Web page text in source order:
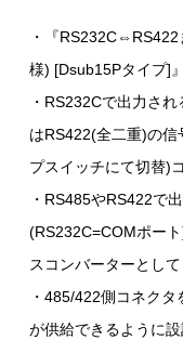
・『
様) [Dsub15Pタイプ]』
・RS232Cで出力さ
はRS422(全二重)の信
プスイッチにて切替)
・RS485やRS422で
(RS232C=COMポー
スコンバーターとして
・485/422側コネク
が供給できるように設